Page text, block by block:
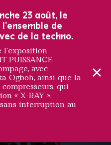
23 août, le
l'ensemble de
de la techno.
l'exposition
PUISSANCE
avec
Ogboh, ainsi que la
qui
« X-RAY »,
interruption au